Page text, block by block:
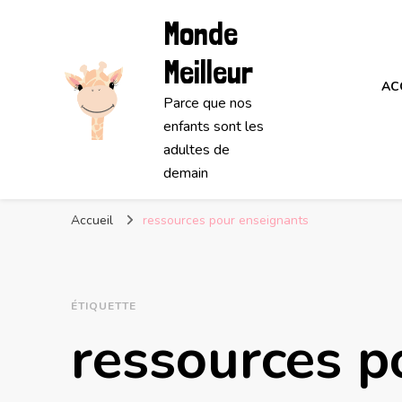
Monde
Meilleur
Parce que nos
enfants sont les
adultes de
demain
Accueil ressources pour enseignants
ÉTIQUETTE
ressources